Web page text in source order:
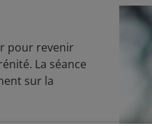
pour revenir
La séance
sur la